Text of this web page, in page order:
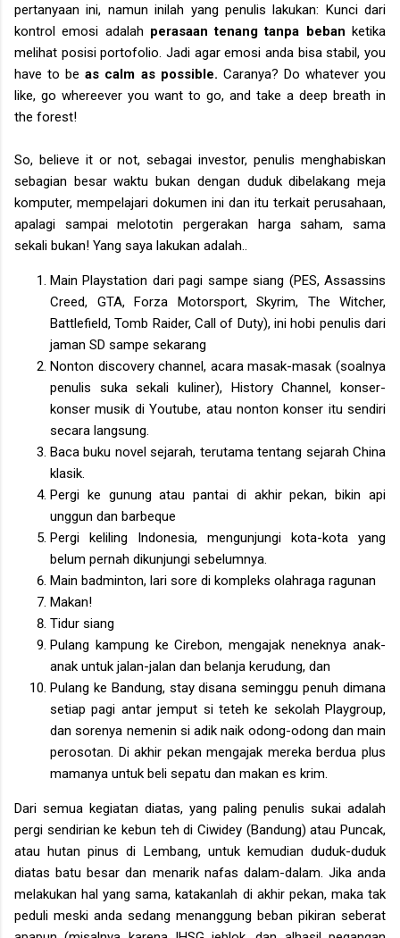
pertanyaan ini, namun inilah yang penulis lakukan: Kunci dari
kontrol emosi adalah perasaan tenang tanpa bebanketika
melihat posisi portofolio. Jadi agar emosi anda bisa stabil, you
have to beas calm as possible. Caranya? Do whatever you
like, go whereever you want to go, and take a deep breath in
the forest!
So, believe it or not, sebagai investor, penulis menghabiskan
sebagian besar waktu bukan dengan duduk dibelakang meja
komputer, mempelajari dokumen ini dan itu terkait perusahaan,
apalagi sampai melototin pergerakan harga saham, sama
sekali bukan! Yang saya lakukan adalah..
Main Playstation dari pagi sampe siang (PES, Assassins
Creed, GTA, Forza Motorsport, Skyrim, The Witcher,
Battlefield, Tomb Raider, Call of Duty), ini hobi penulis dari
jaman SD sampe sekarang
Nonton discovery channel, acara masak-masak (soalnya
penulis suka sekali kuliner), History Channel, konser-
konser musik di Youtube, atau nonton konser itu sendiri
secara langsung.
Baca buku novel sejarah, terutama tentang sejarah China
klasik.
Pergi ke gunung atau pantai di akhir pekan, bikin api
unggun dan barbeque
Pergi keliling Indonesia, mengunjungi kota-kota yang
belum pernah dikunjungi sebelumnya.
Main badminton, lari sore di kompleks olahraga ragunan
Makan!
Tidur siang
Pulang kampung ke Cirebon, mengajak neneknya anak-
anak untuk jalan-jalan dan belanja kerudung, dan
Pulang ke Bandung, stay disana seminggu penuh dimana
setiap pagi antar jemput si teteh ke sekolah Playgroup,
dan sorenya nemenin si adik naik odong-odong dan main
perosotan. Di akhir pekan mengajak mereka berdua plus
mamanya untuk beli sepatu dan makan es krim.
Dari semua kegiatan diatas, yang paling penulis sukai adalah
pergi sendirian ke kebun teh di Ciwidey (Bandung) atau Puncak,
atau hutan pinus di Lembang, untuk kemudian duduk-duduk
diatas batu besar dan menarik nafas dalam-dalam. Jika anda
melakukan hal yang sama, katakanlah di akhir pekan, maka tak
peduli meski anda sedang menanggung beban pikiran seberat